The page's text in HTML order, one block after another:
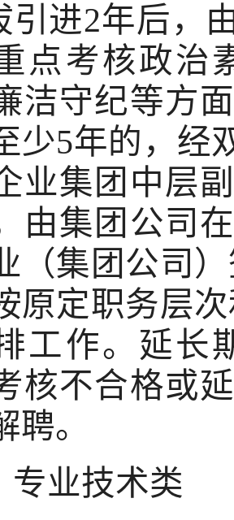
引进2年后，
点考核政治
洁守纪等方
少5年的，经
业集团中层
由集团公司
（集团公司
原定职务层
工作。延长
核不合格或
聘。
专业技术类